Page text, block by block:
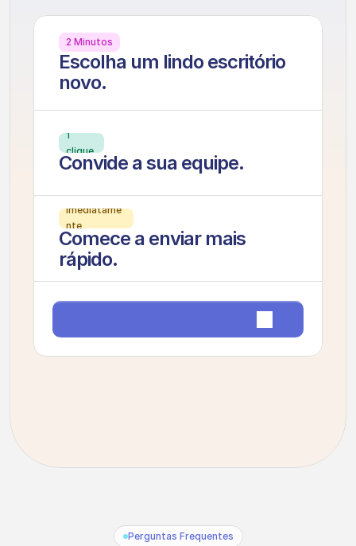
2 Minutos
Escolha um lindo escritório
novo.
1
clique
Convide a sua equipe.
Imediatame
nte
Comece a enviar mais
rápido.
Perguntas Frequentes